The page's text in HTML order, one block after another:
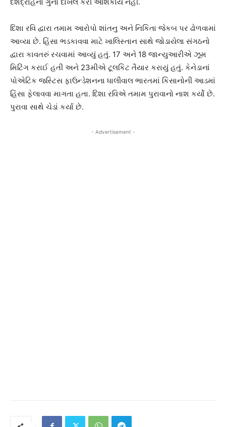
દિશા રવિ દ્વારા તમામ આરોપો શાંતનુ અને નિકિતા જેકબ પર ઢોળવામાં
આવ્યા છે. હિંસા ભડકાવવા માટે ખાલિસ્તાન સાથે જોડાયેલા સંગઠનો
દ્વારા કાવતરું રચવામાં આવ્યું હતું. 17 અને 18 જાન્યુઆરીએ ઝૂમ
મિટિંગ કરાઈ હતી અને 23મીએ ટૂલકિટ તૈયાર કરાયું હતું. કેનેડાનાં
પોએટિક જસ્ટિસ ફાઉન્ડેશનના ધાલીવાલ ભારતમાં કિસાનોની આડમાં
હિંસા ફેલાવવા માગતા હતા. દિશા રવિએ તમામ પુરાવાનો નાશ કર્યો છે.
પુરાવા સાથે ચેડાં કર્યા છે.
- Advertisement -